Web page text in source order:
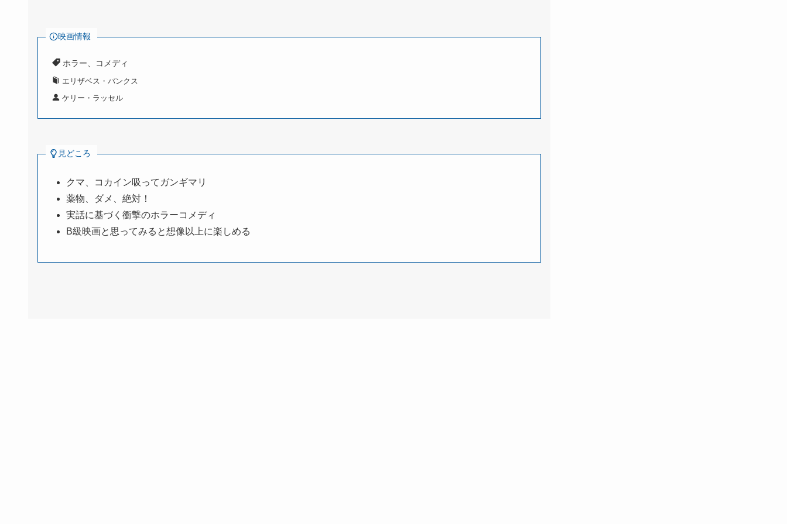
映画情報
ホラー、コメディ
エリザベス・バンクス
ケリー・ラッセル
見どころ
クマ、コカイン吸ってガンギマリ
薬物、ダメ、絶対！
実話に基づく衝撃のホラーコメディ
B級映画と思ってみると想像以上に楽しめる